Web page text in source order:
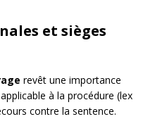
et sièges
revêt une importance
à la procédure (lex
contre la sentence.